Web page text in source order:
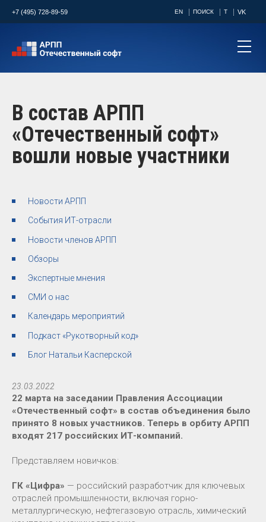
+7 (495) 728-89-59 EN ПОИСК T VK
В состав АРПП
«Отечественный софт»
вошли новые участники
Новости АРПП
События ИТ-отрасли
Новости членов АРПП
Обзоры
Экспертные мнения
СМИ о нас
Календарь мероприятий
Подкаст «Рукотворный код»
Блог Натальи Касперской
23.03.2022
22 марта на заседании Правления Ассоциации
«Отечественный софт» в состав объединения было
принято 8 новых участников. Теперь в орбиту АРПП
входят 217 российских ИТ-компаний.
Представляем новичков:
ГК «Цифра» — российский разработчик для ключевых
отраслей промышленности, включая горно-
металлургическую, нефтегазовую отрасль, химический